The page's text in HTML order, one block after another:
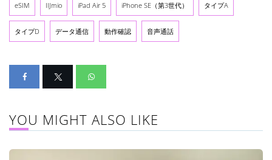
eSIM IIJmio iPad Air 5 iPhone SE（第3世代） タイプA
タイプD データ通信 動作確認 音声通話
YOU MIGHT ALSO LIKE